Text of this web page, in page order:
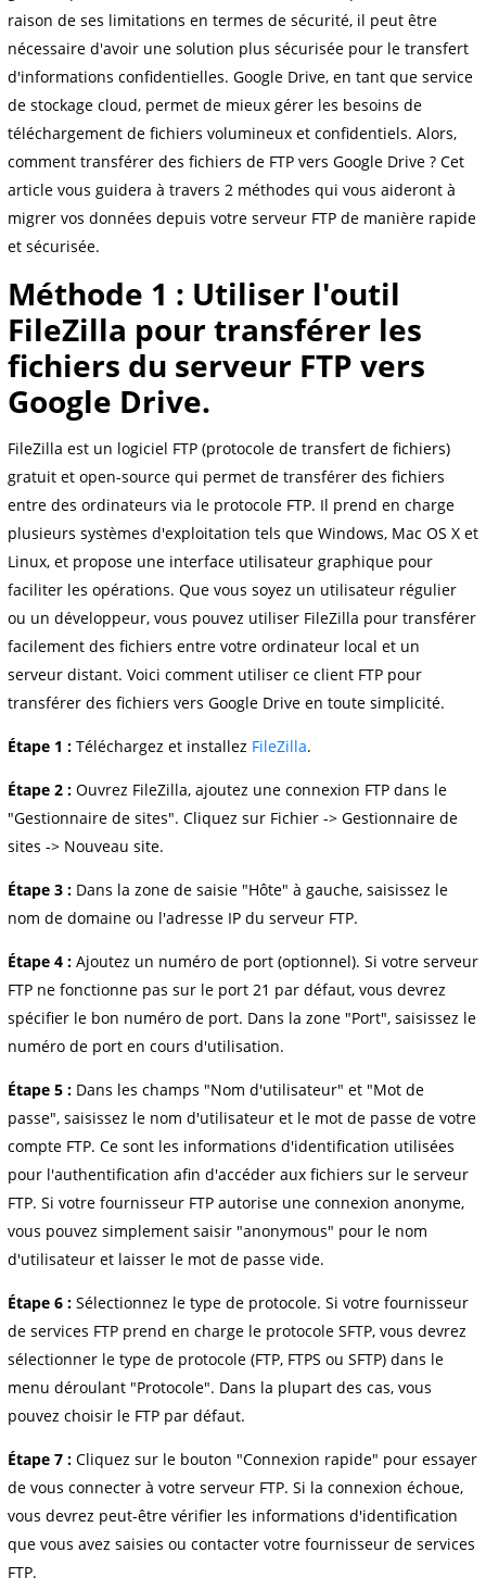
raison de ses limitations en termes de sécurité, il peut être
nécessaire d'avoir une solution plus sécurisée pour le transfert
d'informations confidentielles. Google Drive, en tant que service
de stockage cloud, permet de mieux gérer les besoins de
téléchargement de fichiers volumineux et confidentiels. Alors,
comment transférer des fichiers de FTP vers Google Drive ? Cet
article vous guidera à travers 2 méthodes qui vous aideront à
migrer vos données depuis votre serveur FTP de manière rapide
et sécurisée.
Méthode 1 : Utiliser l'outil
FileZilla pour transférer les
fichiers du serveur FTP vers
Google Drive.
FileZilla est un logiciel FTP (protocole de transfert de fichiers)
gratuit et open-source qui permet de transférer des fichiers
entre des ordinateurs via le protocole FTP. Il prend en charge
plusieurs systèmes d'exploitation tels que Windows, Mac OS X et
Linux, et propose une interface utilisateur graphique pour
faciliter les opérations. Que vous soyez un utilisateur régulier
ou un développeur, vous pouvez utiliser FileZilla pour transférer
facilement des fichiers entre votre ordinateur local et un
serveur distant. Voici comment utiliser ce client FTP pour
transférer des fichiers vers Google Drive en toute simplicité.
Étape 1 : Téléchargez et installez FileZilla.
Étape 2 : Ouvrez FileZilla, ajoutez une connexion FTP dans le
"Gestionnaire de sites". Cliquez sur Fichier -> Gestionnaire de
sites -> Nouveau site.
Étape 3 : Dans la zone de saisie "Hôte" à gauche, saisissez le
nom de domaine ou l'adresse IP du serveur FTP.
Étape 4 : Ajoutez un numéro de port (optionnel). Si votre serveur
FTP ne fonctionne pas sur le port 21 par défaut, vous devrez
spécifier le bon numéro de port. Dans la zone "Port", saisissez le
numéro de port en cours d'utilisation.
Étape 5 : Dans les champs "Nom d'utilisateur" et "Mot de
passe", saisissez le nom d'utilisateur et le mot de passe de votre
compte FTP. Ce sont les informations d'identification utilisées
pour l'authentification afin d'accéder aux fichiers sur le serveur
FTP. Si votre fournisseur FTP autorise une connexion anonyme,
vous pouvez simplement saisir "anonymous" pour le nom
d'utilisateur et laisser le mot de passe vide.
Étape 6 : Sélectionnez le type de protocole. Si votre fournisseur
de services FTP prend en charge le protocole SFTP, vous devrez
sélectionner le type de protocole (FTP, FTPS ou SFTP) dans le
menu déroulant "Protocole". Dans la plupart des cas, vous
pouvez choisir le FTP par défaut.
Étape 7 : Cliquez sur le bouton "Connexion rapide" pour essayer
de vous connecter à votre serveur FTP. Si la connexion échoue,
vous devrez peut-être vérifier les informations d'identification
que vous avez saisies ou contacter votre fournisseur de services
FTP.